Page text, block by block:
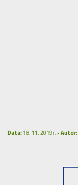
Data:18. 11. 2019r. •Autor: